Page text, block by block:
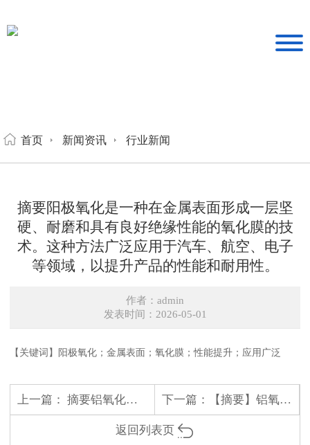
首页 新闻资讯 行业新闻
摘要阳极氧化是一种在金属表面形成一层坚
硬、耐磨和具有良好绝缘性能的氧化膜的技
术。这种方法广泛应用于汽车、航空、电子
等领域，以提升产品的性能和耐用性。
作者：admin
发表时间：2026-05-01
【关键词】阳极氧化；金属表面；氧化膜；性能提升；应用广泛
上一篇：摘要铝氧化是一种常见的表面处理技术，通过在铝表面形成一层氧化铝薄膜来提高其耐腐蚀性和耐磨性。该技术广泛应用于航空航天、汽车制造、电子产品等领域。 下一篇： 【摘要】铝氧化是一种常见的表面处理技术
返回列表页